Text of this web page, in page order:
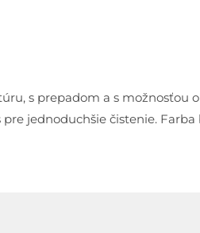
s prepadom a s možnosťou
jednoduchšie čistenie. Farba